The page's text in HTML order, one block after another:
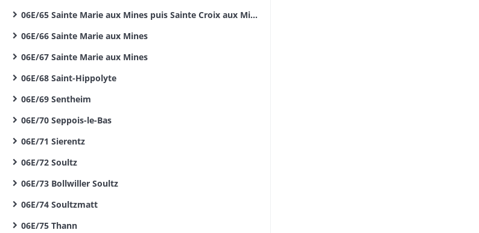
06E/65 Sainte Marie aux Mines puis Sainte Croix aux Mines
06E/66 Sainte Marie aux Mines
06E/67 Sainte Marie aux Mines
06E/68 Saint-Hippolyte
06E/69 Sentheim
06E/70 Seppois-le-Bas
06E/71 Sierentz
06E/72 Soultz
06E/73 Bollwiller Soultz
06E/74 Soultzmatt
06E/75 Thann